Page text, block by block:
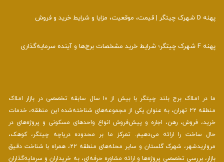
پهنه D شهرک چیتگر | قیمت، موقعیت، مزایا و شرایط خرید و فروش
پهنه F شهرک چیتگر؛ شرایط خرید مشخصات برج‌ها و آینده سرمایه‌گذاری
ما در املاک برج بلند چیتگر با بیش از ۱۰ سال سابقه تخصصی در بازار املاک
منطقه ۲۲ تهران، به عنوان یکی از مجموعه‌های شناخته‌شده این منطقه، خدمات
خرید، فروش، رهن، اجاره و پیش‌فروش انواع واحدهای مسکونی و پروژه‌های در
حال ساخت را ارائه می‌دهیم. تمرکز ما بر محدوده دریاچه چیتگر، کوهک،
مرواریدشهر، شهرک گلستان و سایر محله‌های منطقه ۲۲، همراه با شناخت دقیق
بازار، بررسی تخصصی پروژه‌ها و ارائه مشاوره حرفه‌ای، به خریداران و سرمایه‌گذاران